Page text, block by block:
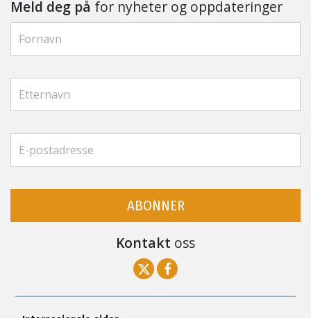
Meld deg på for nyheter og oppdateringer
ABONNER
Kontakt oss